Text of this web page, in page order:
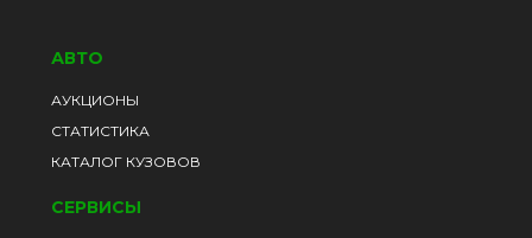
АВТО
АУКЦИОНЫ
СТАТИСТИКА
КАТАЛОГ КУЗОВОВ
СЕРВИСЫ